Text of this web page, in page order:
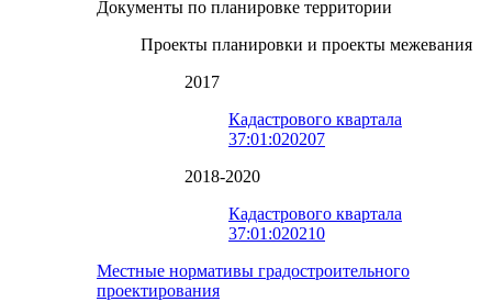
Документы по планировке территории
Проекты планировки и проекты межевания
2017
Кадастрового квартала
37:01:020207
2018-2020
Кадастрового квартала
37:01:020210
Местные нормативы градостроительного
проектирования